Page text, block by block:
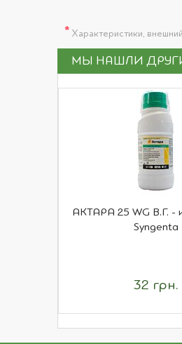
* Характеристики,
МЫ НАШЛИ
АКТАРА 25 WG В.Г. -
Syngenta
32 грн.